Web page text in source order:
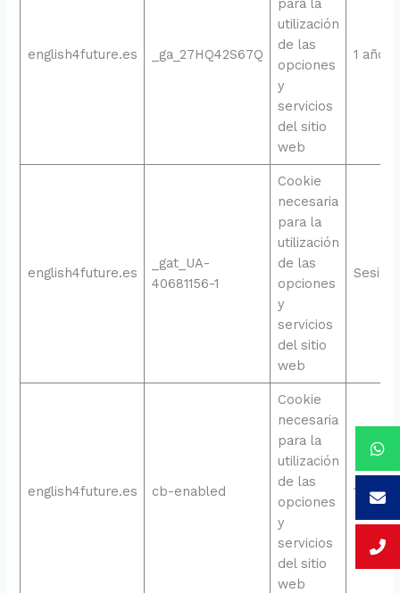
english4future.es _ga_27HQ42S67Q
para la
utilización
de las
opciones
y
servicios
del sitio
web
1 año
english4future.es
_gat_UA-
40681156-1
Cookie
necesaria
para la
utilización
de las
opciones
y
servicios
del sitio
web
Sesión
english4future.es cb-enabled
Cookie
necesaria
para la
utilización
de las
opciones
y
servicios
del sitio
web
1 año